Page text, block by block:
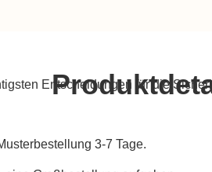
Entscheidungen für die
3-7 Tage.